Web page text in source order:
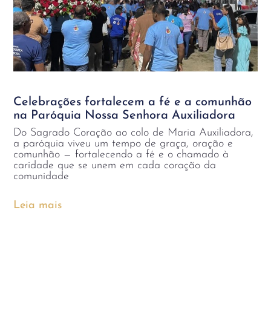
Celebrações fortalecem a fé e a comunhão
na Paróquia Nossa Senhora Auxiliadora
Do Sagrado Coração ao colo de Maria Auxiliadora,
a paróquia viveu um tempo de graça, oração e
comunhão — fortalecendo a fé e o chamado à
caridade que se unem em cada coração da
comunidade
Leia mais